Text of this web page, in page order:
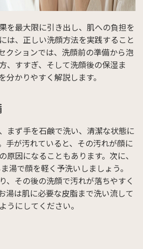
を最大限に引き出し、肌への負担を
は、正しい洗顔方法を実践すること
クションでは、洗顔前の準備から泡
、すすぎ、そして洗顔後の保湿ま
分かりやすく解説します。
まず手を石鹸で洗い、清潔な状態に
手が汚れていると、その汚れが顔に
原因になることもあります。次に、
湯で顔を軽く予洗いしましょう。
、その後の洗顔で汚れが落ちやすく
湯は肌に必要な皮脂まで洗い流して
うにしてください。